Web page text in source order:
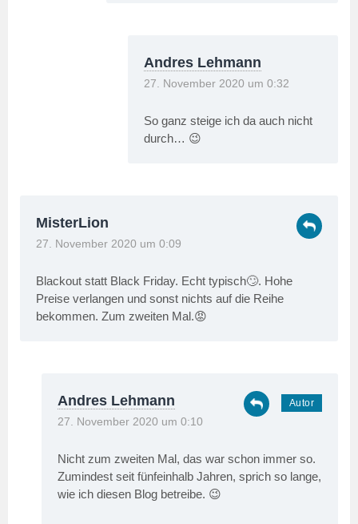
Andres Lehmann
27. November 2020 um 0:32
So ganz steige ich da auch nicht
durch… 😉
MisterLion
27. November 2020 um 0:09
Blackout statt Black Friday. Echt typisch🙄. Hohe
Preise verlangen und sonst nichts auf die Reihe
bekommen. Zum zweiten Mal.😡
Andres Lehmann
27. November 2020 um 0:10
Nicht zum zweiten Mal, das war schon immer so.
Zumindest seit fünfeinhalb Jahren, sprich so lange,
wie ich diesen Blog betreibe. 😉